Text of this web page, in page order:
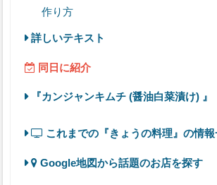
作り方
詳しいテキスト
同日に紹介
『カンジャンキムチ (醤油白菜漬け) 』
これまでの『きょうの料理』の情
Google地図から話題のお店を探す